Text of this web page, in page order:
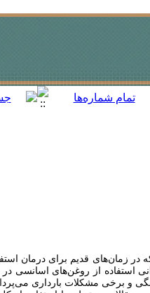
زمان‌های قدیم برای درمان
استفاده از روغن‌های اسانسی
و برخی مشکلات بارداری